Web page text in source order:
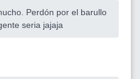
Perdón por el barullo
seria jajaja